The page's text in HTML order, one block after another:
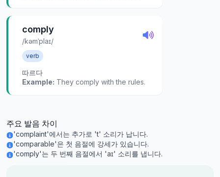
comply
/kəmˈplaɪ/
verb
따르다
Example: They comply with the rules.
주요 발음 차이
'complaint'에서는 추가로 't' 소리가 납니다.
'comparable'은 첫 음절에 강세가 있습니다.
'comply'는 두 번째 음절에서 'aɪ' 소리를 냅니다.